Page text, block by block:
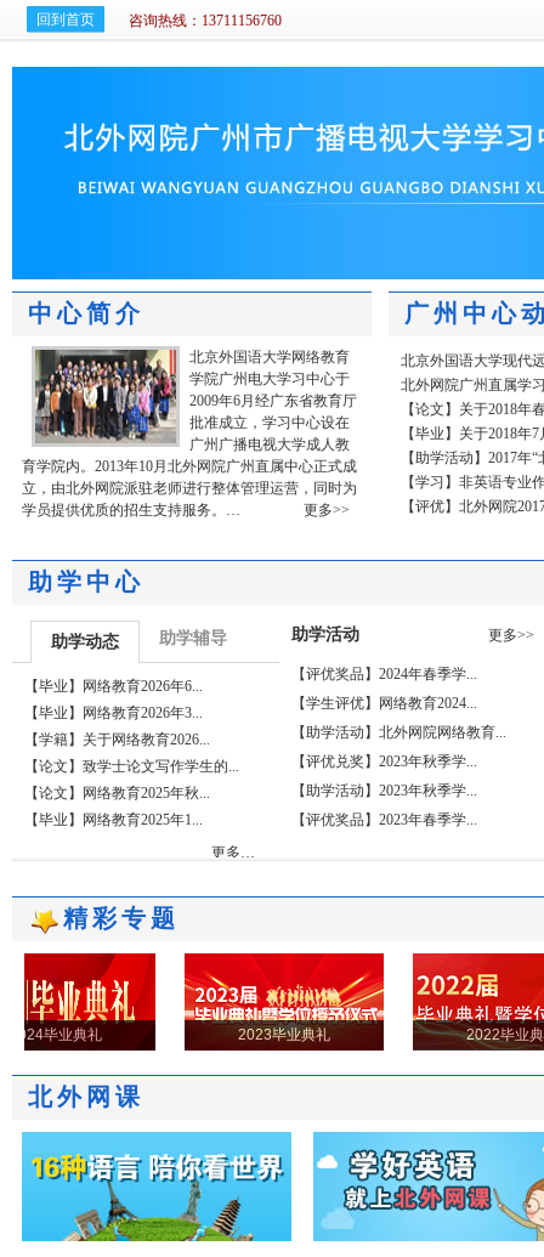
回到首页 咨询热线：13711156760
中心简介
北京外国语大学网络教育
学院广州电大学习中心于
2009年6月经广东省教育厅
批准成立，学习中心设在
广州广播电视大学成人教
育学院内。2013年10月北外网院广州直属中心正式成
立，由北外网院派驻老师进行整体管理运营，同时为
学员提供优质的招生支持服务。…
更多>>
广州中心
北京外国语大学现代
北外网院广州直属学
【论文】关于2018年
【毕业】关于2018年
【助学活动】2017
【学习】非英语专业
【评优】北外网院
助学中心
助学动态 助学辅导
【毕业】网络教育2026年6...
【毕业】网络教育2026年3...
【学籍】关于网络教育2026...
【论文】致学士论文写作学生的...
【论文】网络教育2025年秋...
【毕业】网络教育2025年1...
更多…
更多>>
助学活动
【评优奖品】2024年春季学...
【学生评优】网络教育2024...
【助学活动】北外网院网络教育...
【评优兑奖】2023年秋季学...
【助学活动】2023年秋季学...
【评优奖品】2023年春季学...
精彩专题
毕业典礼 2023毕业典礼 2022毕业典礼
北外网课